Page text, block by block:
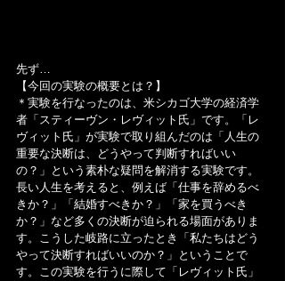
先ず…
【今回の実験の概要とは？】
＊実験を行なったのは、米シカゴ大学の経済学
者「スティーヴン・レヴィット氏」です。「レ
ヴィット氏」が実験で取り組んだのは「人生の
重要な決断は、どうやって判断すればいい
の？」という素朴な疑問を解消する実験です。
長い人生を考えると、例えば「仕事を辞めるべ
きか？」「結婚すべきか？」「家を買うべき
か？」など多くの決断が迫られる場面がありま
す。こうした岐路に立ったとき「私たちはどう
やって決断すればいいのか？」ということで
す。この実験を行うに際して「レヴィット氏」